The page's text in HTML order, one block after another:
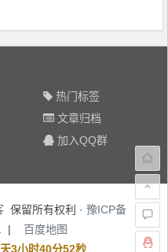
热门标签
文章归档
加入QQ群
保留所有权利 · 豫ICP备
|
百度地图
3小时40分53秒